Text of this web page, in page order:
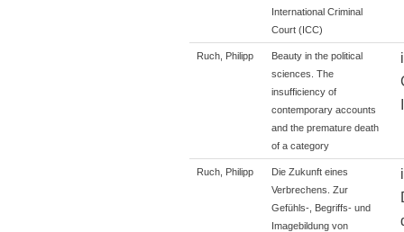
International Criminal
Court (ICC)
Ruch, Philipp
Beauty in the political
sciences. The
insufficiency of
contemporary accounts
and the premature death
of a category
Ruch, Philipp
Die Zukunft eines
Verbrechens. Zur
Gefühls-, Begriffs- und
Imagebildung von